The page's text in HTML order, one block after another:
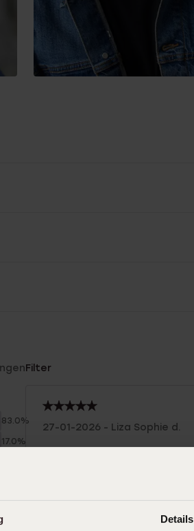
Details
83.0%
17.0%
0.0%
Filter
27-01-2026 - Liza Sophie d.